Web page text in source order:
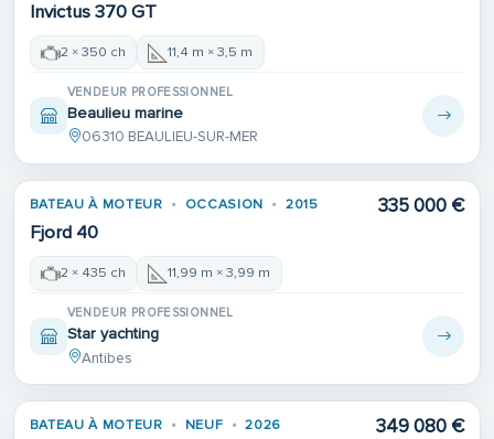
Invictus 370 GT
2 × 350 ch 11,4 m × 3,5 m
VENDEUR PROFESSIONNEL
Beaulieu marine
06310 BEAULIEU-SUR-MER
BATEAU À MOTEUR OCCASION 2015
Fjord 40
335 000 €
2 × 435 ch 11,99 m × 3,99 m
VENDEUR PROFESSIONNEL
Star yachting
Antibes
BATEAU À MOTEUR NEUF 2026 349 080 €